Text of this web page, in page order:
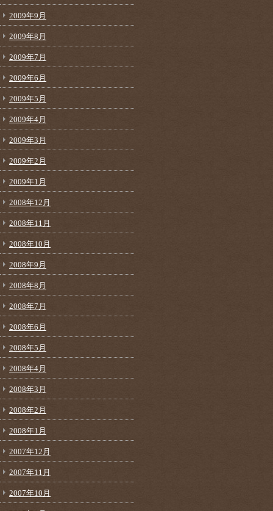
2009年9月
2009年8月
2009年7月
2009年6月
2009年5月
2009年4月
2009年3月
2009年2月
2009年1月
2008年12月
2008年11月
2008年10月
2008年9月
2008年8月
2008年7月
2008年6月
2008年5月
2008年4月
2008年3月
2008年2月
2008年1月
2007年12月
2007年11月
2007年10月